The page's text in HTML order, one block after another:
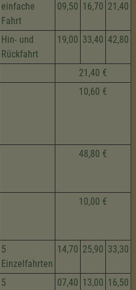
einfache
Fahrt
09,50 16,70 21,40
Hin- und
Rückfahrt
19,00 33,40 42,80
21,40 €
10,60 €
48,80 €
10,00 €
5
Einzelfahrten
14,70 25,90 33,30
5
07,40 13,00 16,50